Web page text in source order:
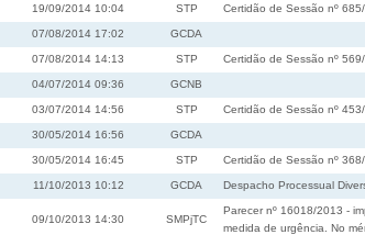
19/09/2014 10:04 STP Certidão de Sessão nº
07/08/2014 17:02 GCDA
07/08/2014 14:13 STP Certidão de Sessão nº
04/07/2014 09:36 GCNB
03/07/2014 14:56 STP Certidão de Sessão nº
30/05/2014 16:56 GCDA
30/05/2014 16:45 STP Certidão de Sessão nº
11/10/2013 10:12 GCDA Despacho Processual
09/10/2013 14:30 SMPjTC
Parecer nº 16018/2013 -
medida de urgência. No